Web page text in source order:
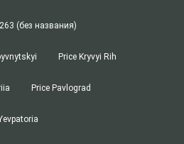
(без названия)
Price Kryvyi Rih
Price Pavlograd